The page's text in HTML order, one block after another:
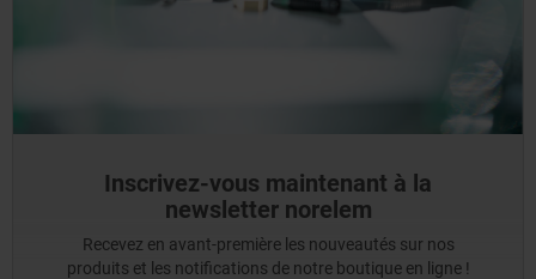
Inscrivez-vous maintenant à la
newsletter norelem
Recevez en avant-première les nouveautés sur nos
produits et les notifications de notre boutique en ligne !